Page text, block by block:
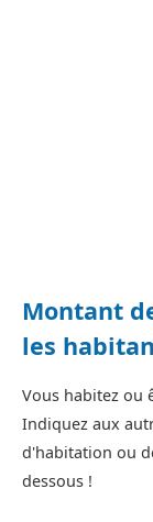
Montant
les
Vous habitez ou
Indiquez aux
d'habitation ou
dessous !